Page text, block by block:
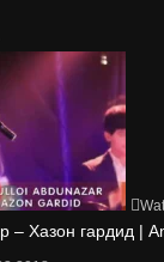
– Хазон гардид |